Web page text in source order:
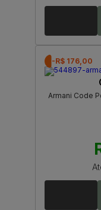
-R$ 176,00
Armani Code